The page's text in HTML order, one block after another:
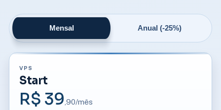
Mensal Anual (-25%)
VPS
Start
R$ 39 ,90/mês